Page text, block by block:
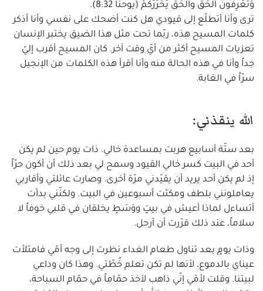
وَتَعْرِفُونَ الْحَقَّ والْحَقُّ يُحَرِّرُكُمْ (يوحنا 8:32).
ترى وأنا أتطلّع إلى قيودي هل كنت أضحك على نفسي وأنا أذكر
كلمات المسيح هذه، ربّما تحت مثل هذا الضيق يختبر الإنسان
تعزيات المسيح أكثر من أيّ وقت آخر. كان المسيح أقرب إليّ
جداً وأنا في هذه الحالة منه وأنا أقرأ هذه الكلمات من الإنجيل
سرّاً في الغابة.
الله ينقذني:
بعد ستّة أسابيع هربت بمساعدة خالي. ذات يوم حين لم يكن
أحد في البيت كسر خالي القيود وسمح لي بعد ذلك أن أكون حرّاً
إذ لم يكن أحد يريد أن يقيّدني مرّة أخرى. وصارت عائلتي وأقاربي
يعاملونني بلطف ومكثت أسبوعين في البيت. ولكنّني بدأت
أتساءل لماذا أعيش في بيتٍ ووَسَطٍ يخلقان في قلبي خوفاً لا
سلاماً، عند ذلك قرّرت أن أرحل.
وذات يومٍ بعد تناول طعام الغداء نظرت إلى وجه أمّي فامتلأت
عيناي بالدموع، لأنها لم تكن تعلم خُطّتي. وهذا كان وداعي
لبيتنا. وقلت لأمّي إنّي ذاهب لآخذ حمّاماً في حمّام السباحة،